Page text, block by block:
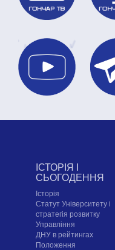
ІСТОРІЯ І
СЬОГОДЕННЯ
Історія
Статут Університету і
стратегія розвитку
Управління
ДНУ в рейтингах
Положення